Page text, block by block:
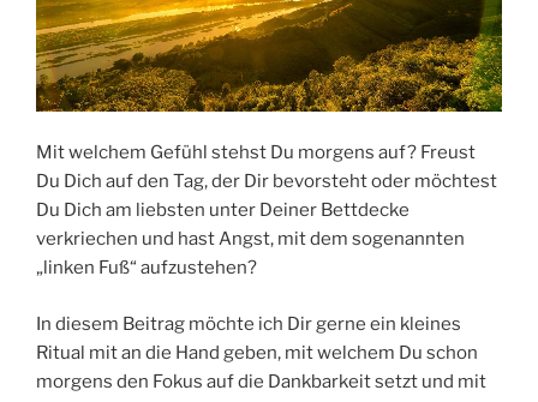
Mit welchem Gefühl stehst Du morgens auf? Freust
Du Dich auf den Tag, der Dir bevorsteht oder möchtest
Du Dich am liebsten unter Deiner Bettdecke
verkriechen und hast Angst, mit dem sogenannten
„linken Fuß“ aufzustehen?
In diesem Beitrag möchte ich Dir gerne ein kleines
Ritual mit an die Hand geben, mit welchem Du schon
morgens den Fokus auf die Dankbarkeit setzt und mit